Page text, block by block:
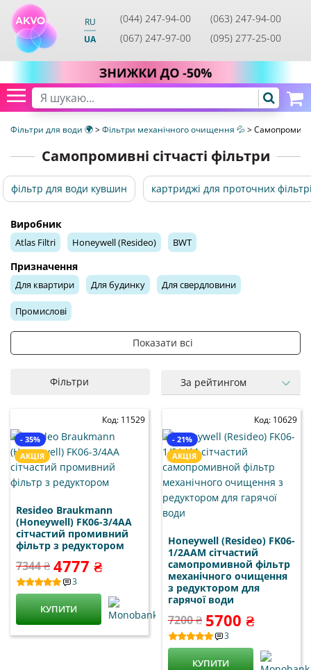
RU
UA
(044) 247-94-00
(063) 247-94-00
(067) 247-97-00
(095) 277-25-00
Фільтри для води 🌍>Фільтри механічного очищення 💦>
Самопромивні сітчасті фільтри
фільтр для води кувшин картриджі для проточних
Виробник
Atlas Filtri Honeywell (Resideo) BWT
Призначення
Для квартири Для будинку Для свердловини
Промислові
½ дюйма ¾ дюйма 1 дюйм 1 ¼ дюйма
Для холодної води Для гарячої води З редуктором
Показати всі
Фільтри За рейтингом
Код: 11529
Resideo Braukmann
(Honeywell) FK06-3/4AA
cітчастий промивний
фільтр з редуктором
7344 ₴ 4777 ₴
3
КУПИТИ
- 35%
АКЦІЯ
Код: 10629
Honeywell (Resideo) FK06-
1/2AAM сітчастий
самопромивной фільтр
механічного очищення
з редуктором для
гарячої води
7200 ₴ 5700 ₴
3
КУПИТИ
- 21%
АКЦІЯ